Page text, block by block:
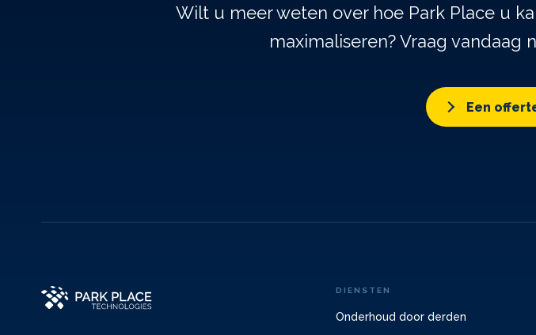
Wilt u meer weten over hoe Park Place u
maximaliseren? Vraag vandaag
Een
DIENSTEN
Onderhoud door derden